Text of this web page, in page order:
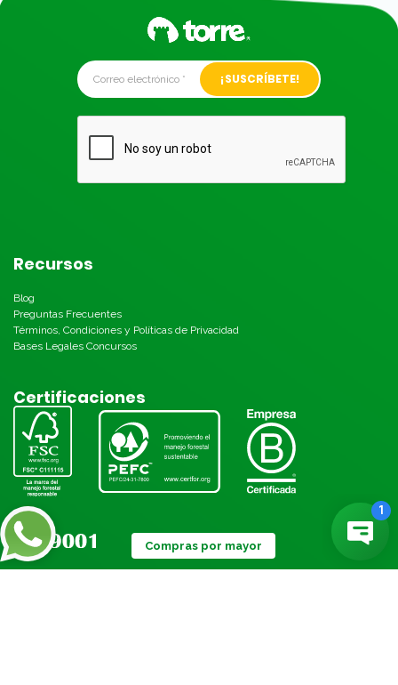
Alternative:
Recursos
Blog
Preguntas Frecuentes
Términos, Condiciones y Políticas de Privacidad
Bases Legales Concursos
Certificaciones
Compras por mayor